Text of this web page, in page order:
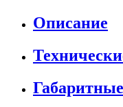
Описание